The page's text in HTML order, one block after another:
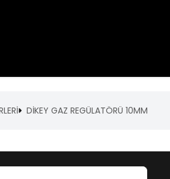
DİKEY GAZ REGÜLATÖRÜ 10MM